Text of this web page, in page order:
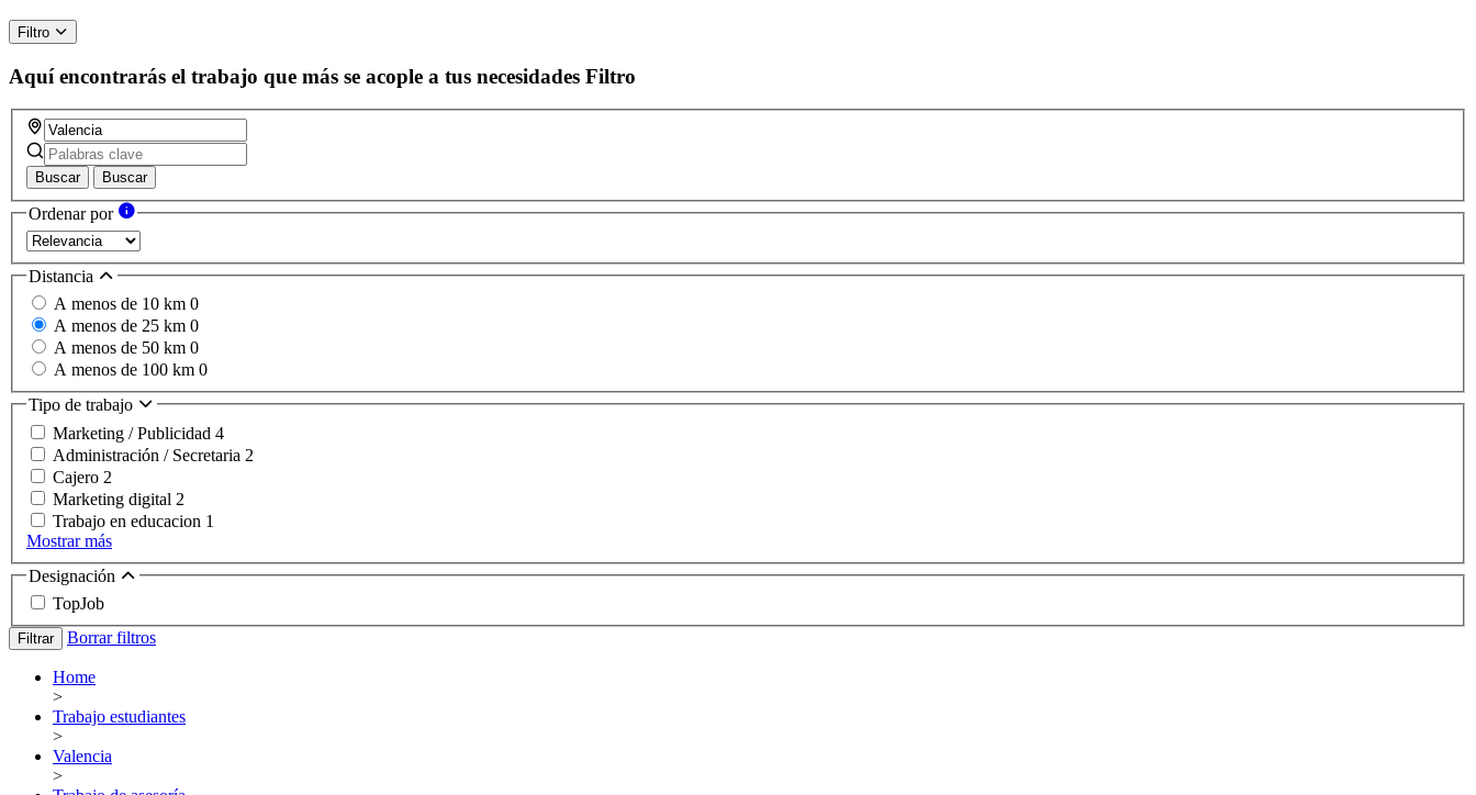
Filtro
Aquí encontrarás el trabajo que más se acople a tus necesidades Filtro
Buscar Buscar
Ordenar por
Distancia
A menos de 10 km 0
A menos de 25 km 0
A menos de 50 km 0
A menos de 100 km 0
Tipo de trabajo
Marketing / Publicidad 4
Administración / Secretaria 2
Cajero 2
Marketing digital 2
Trabajo en educacion 1
Mostrar más
Designación
TopJob
Filtrar Borrar filtros
Home
>
Trabajo estudiantes
>
Valencia
>